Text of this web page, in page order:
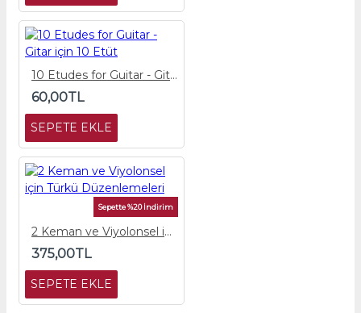
10 Etudes for Guitar - Gitar için 10 Etüt
60,00TL
SEPETE EKLE
Sepette %20 İndirim
2 Keman ve Viyolonsel için Türkü Düzenlemeleri
375,00TL
SEPETE EKLE